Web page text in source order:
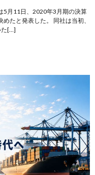
5月11日、2020年3月期の決算
たと発表した。 同社は当初、
た[…]